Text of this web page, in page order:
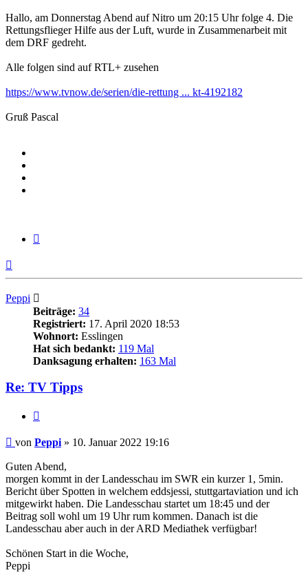
Hallo, am Donnerstag Abend auf Nitro um 20:15 Uhr folge 4. Die
Rettungsflieger Hilfe aus der Luft, wurde in Zusammenarbeit mit
dem DRF gedreht.
Alle folgen sind auf RTL+ zusehen
https://www.tvnow.de/serien/die-rettung ... kt-4192182
Gruß Pascal
Peppi
Beiträge: 34
Registriert: 17. April 2020 18:53
Wohnort: Esslingen
Hat sich bedankt: 119 Mal
Danksagung erhalten: 163 Mal
Re: TV Tipps
Beitrag
von Peppi » 10. Januar 2022 19:16
Guten Abend,
morgen kommt in der Landesschau im SWR ein kurzer 1, 5min.
Bericht über Spotten in welchem eddsjessi, stuttgartaviation und ich
mitgewirkt haben. Die Landesschau startet um 18:45 und der
Beitrag soll wohl um 19 Uhr rum kommen. Danach ist die
Landesschau aber auch in der ARD Mediathek verfügbar!
Schönen Start in die Woche,
Peppi